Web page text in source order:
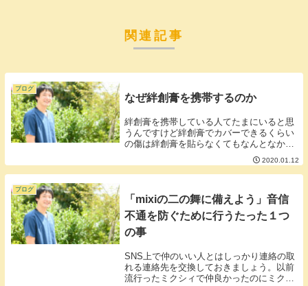
関連記事
ブログ
なぜ絆創膏を携帯するのか
絆創膏を携帯している人てたまにいると思
うんですけど絆創膏でカバーできるくらい
の傷は絆創膏を貼らなくてもなんとなかる
レベルの傷です。絆創膏でなんとかならな
い傷に絆創膏の出番はありません。つま
り、絆創膏は基本的に出番がないものにな
2020.01.12
ブログ
「mixiの二の舞に備えよう」音信
不通を防ぐために行うたった１つ
の事
SNS上で仲のいい人とはしっかり連絡の取
れる連絡先を交換しておきましょう。以前
流行ったミクシィで仲良かったのにミクシ